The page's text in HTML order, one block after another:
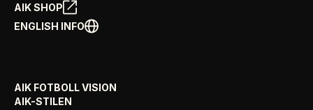
AIK SHOP
ENGLISH INFO
AIK FOTBOLL VISION
AIK-STILEN